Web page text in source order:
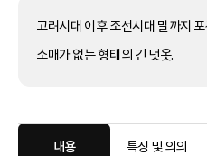
고려시대 이후 조선시대 말까지
소매가 없는 형태의 긴 덧옷.
내용 특징 및 의의